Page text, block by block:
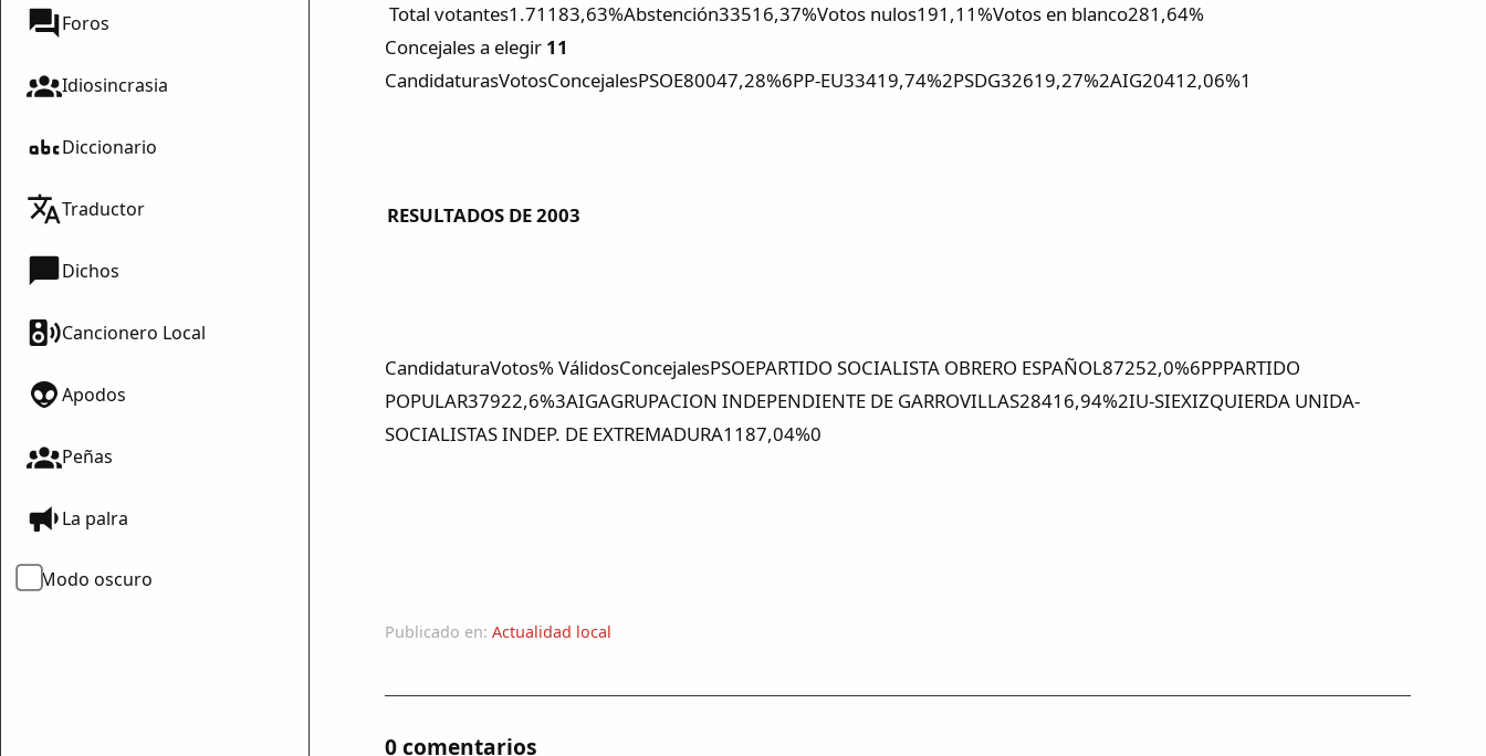
Foros
Idiosincrasia
Diccionario
Traductor
Dichos
Cancionero Local
Apodos
Peñas
La palra
Modo oscuro
Total votantes1.71183,63%Abstención33516,37%Votos nulos191,11%Votos en blanco281,64%
Concejales a elegir 11
CandidaturasVotosConcejalesPSOE80047,28%6PP-EU33419,74%2PSDG32619,27%2AIG20412,06%1
RESULTADOS DE 2003
CandidaturaVotos% VálidosConcejalesPSOEPARTIDO SOCIALISTA OBRERO ESPAÑOL87252,0%6PPPARTIDO
POPULAR37922,6%3AIGAGRUPACION INDEPENDIENTE DE GARROVILLAS28416,94%2IU-SIEXIZQUIERDA UNIDA-
SOCIALISTAS INDEP. DE EXTREMADURA1187,04%0
Publicado en: Actualidad local
0 comentarios